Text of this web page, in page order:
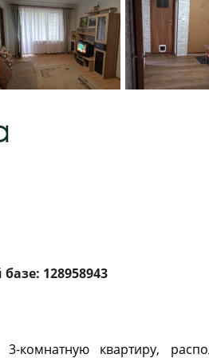
128958943
комнатную квартиру,